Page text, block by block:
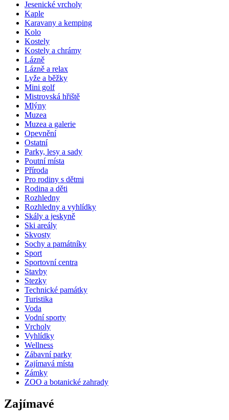
Jesenické vrcholy
Kaple
Karavany a kemping
Kolo
Kostely
Kostely a chrámy
Lázně
Lázně a relax
Lyže a běžky
Mini golf
Mistrovská hřiště
Mlýny
Muzea
Muzea a galerie
Opevnění
Ostatní
Parky, lesy a sady
Poutní místa
Příroda
Pro rodiny s dětmi
Rodina a děti
Rozhledny
Rozhledny a vyhlídky
Skály a jeskyně
Ski areály
Skvosty
Sochy a památníky
Sport
Sportovní centra
Stavby
Stezky
Technické památky
Turistika
Voda
Vodní sporty
Vrcholy
Vyhlídky
Wellness
Zábavní parky
Zajímavá místa
Zámky
ZOO a botanické zahrady
Zajímavé